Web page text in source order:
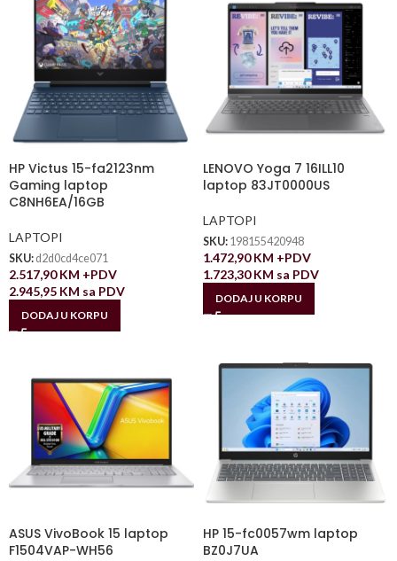
HP Victus 15-fa2123nm
Gaming laptop
C8NH6EA/16GB
LAPTOPI
SKU: d2d0cd4ce071
2.517,90KM +PDV
2.945,95 KM sa PDV
DODAJ U KORPU
LENOVO Yoga 7 16ILL10
laptop 83JT0000US
LAPTOPI
SKU: 198155420948
1.472,90KM +PDV
1.723,30KM sa PDV
DODAJ U KORPU
ASUS VivoBook 15 laptop
F1504VAP-WH56
HP 15-fc0057wm laptop
BZ0J7UA